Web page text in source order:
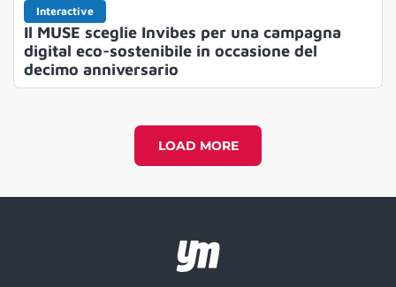
Interactive
Il MUSE sceglie Invibes per una campagna
digital eco-sostenibile in occasione del
decimo anniversario
LOAD MORE